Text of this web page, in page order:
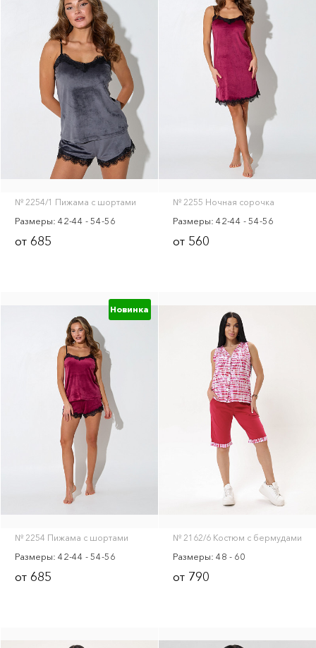
№ 2254/1 Пижама с шортами
Размеры: 42-44 - 54-56
от685
№ 2255 Ночная сорочка
Размеры: 42-44 - 54-56
от560
Новинка
№ 2254 Пижама с шортами
Размеры: 42-44 - 54-56
от685
№ 2162/6 Костюм с бермудами
Размеры: 48 - 60
от790